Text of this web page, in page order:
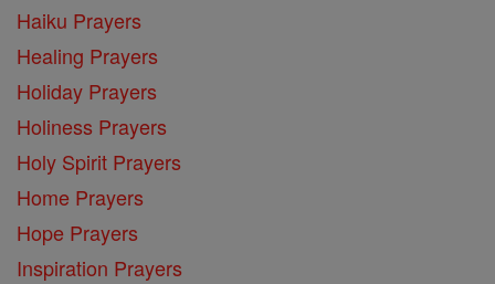
Haiku Prayers
Healing Prayers
Holiday Prayers
Holiness Prayers
Holy Spirit Prayers
Home Prayers
Hope Prayers
Inspiration Prayers